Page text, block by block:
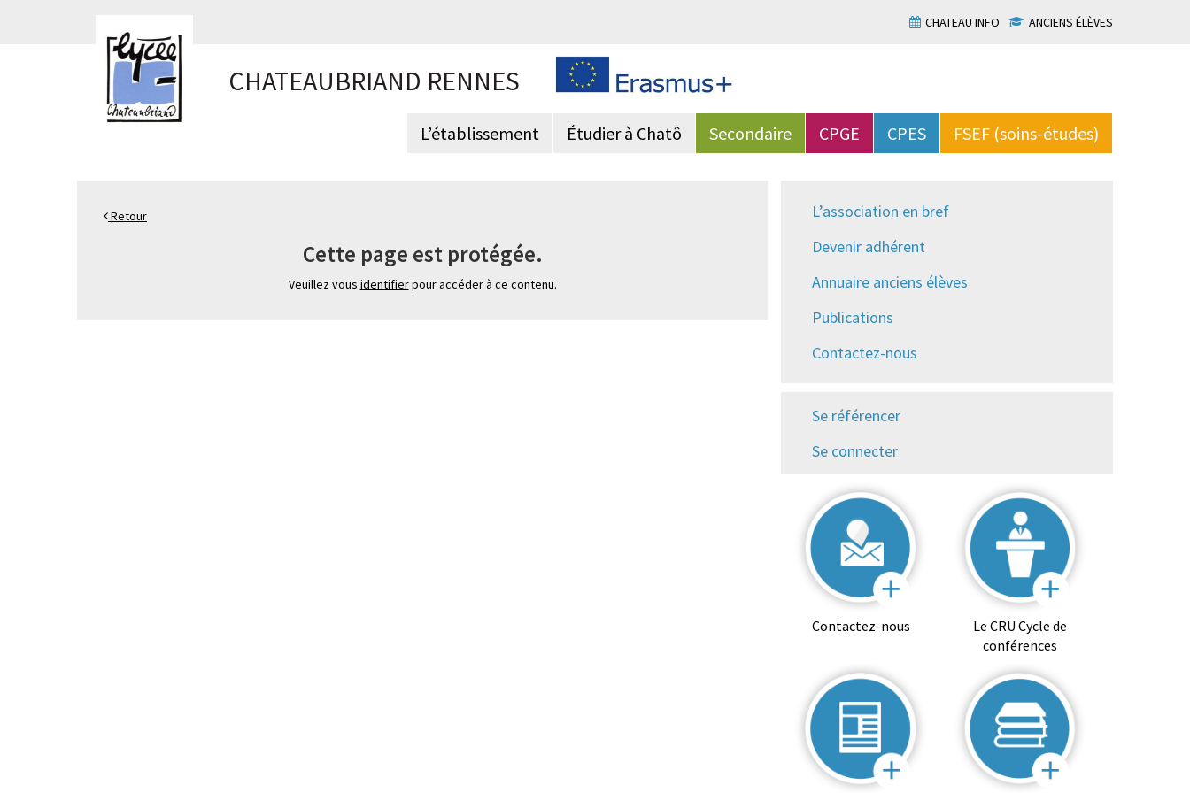
CHATEAU INFO ANCIENS ÉLÈVES
CHATEAUBRIAND RENNES
L’établissement Étudier à Chatô Secondaire CPGE CPES FSEF (soins-études)
Retour
Cette page est protégée.
Veuillez vous identifierpour accéder à ce contenu.
L’association en bref
Devenir adhérent
Annuaire anciens élèves
Publications
Contactez-nous
Se référencer
Se connecter
Contactez-nous
Le CRU Cycle de
conférences